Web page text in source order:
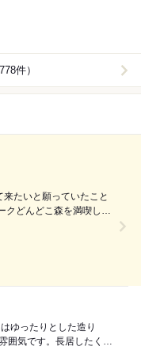
件）
たいと願っていたこと
4人とキ
囲気です。長居したくな